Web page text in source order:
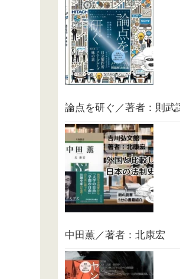
論点を研ぐ／著者：則武
中田薫／著者：北康宏